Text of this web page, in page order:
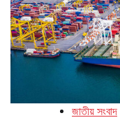
জাতীয় সংবাদ